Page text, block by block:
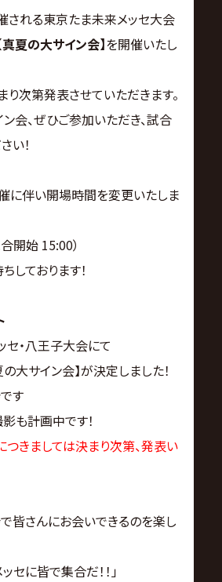
れる東京たま未来メッセ大会
夏の大サイン会】を開催いたし
次第発表させていただきます。
会、ぜひご参加いただき、試合
い！
に伴い開場時間を変更いたしま
開始 15:00）
しております！
セ・八王子大会にて
大サイン会】が決定しました！
す
も計画中です！
きましては決まり次第、発表い
皆さんにお会いできるのを楽し
に皆で集合だ！！」